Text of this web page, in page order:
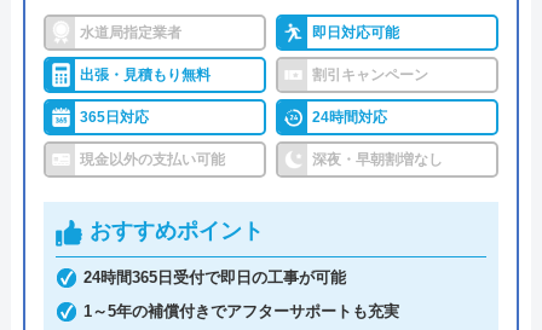
クラフィットは、水道・ガス・給湯器など、暮らし
に関する設備の工事や修理を提供するサービスサイ
トです。函館市・北斗市・七飯町・森町・八雲町に
対応しており、各市町村指定の給水装置工事事業
者・排水設備業者となっています。
各種設備の修理はもちろん、メンテナンスや買い替
えの相談、アフターフォローまで対応します。給湯
器の修理費用は6,600円から。見積もりは無料で年中
無休なので、いつでも安心して依頼できる業者で
水道局指定業者 即日対応可能
出張・見積もり無料 割引キャンペーン
365日対応 24時間対応
現金以外の支払い可能 深夜・早朝割増なし
おすすめポイント
24時間365日受付で即日の工事が可能
1～5年の補償付きでアフターサポートも充実